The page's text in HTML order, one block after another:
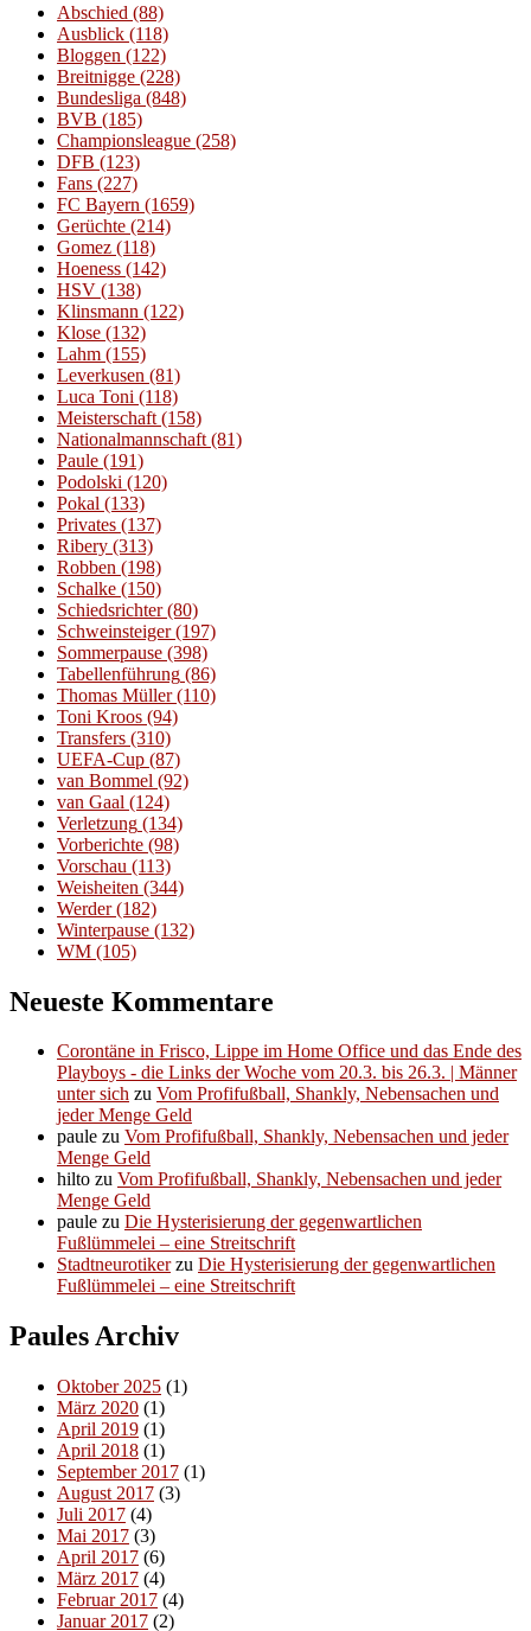
Abschied (88)
Ausblick (118)
Bloggen (122)
Breitnigge (228)
Bundesliga (848)
BVB (185)
Championsleague (258)
DFB (123)
Fans (227)
FC Bayern (1659)
Gerüchte (214)
Gomez (118)
Hoeness (142)
HSV (138)
Klinsmann (122)
Klose (132)
Lahm (155)
Leverkusen (81)
Luca Toni (118)
Meisterschaft (158)
Nationalmannschaft (81)
Paule (191)
Podolski (120)
Pokal (133)
Privates (137)
Ribery (313)
Robben (198)
Schalke (150)
Schiedsrichter(80)
Schweinsteiger(197)
Sommerpause (398)
Tabellenführung (86)
Thomas Müller(110)
Toni Kroos (94)
Transfers (310)
UEFA-Cup (87)
van Bommel (92)
van Gaal (124)
Verletzung (134)
Vorberichte (98)
Vorschau (113)
Weisheiten (344)
Werder(182)
Winterpause (132)
WM (105)
Neueste Kommentare
Corontäne in Frisco, Lippe im Home Office und das Ende des
Playboys - die Links der Woche vom 20.3. bis 26.3. | Männer
unter sich zu Vom Profifußball, Shankly, Nebensachen und
jeder Menge Geld
paule zu Vom Profifußball, Shankly, Nebensachen und jeder
Menge Geld
hilto zu Vom Profifußball, Shankly, Nebensachen und jeder
Menge Geld
paule zu Die Hysterisierung der gegenwartlichen
Fußlümmelei – eine Streitschrift
Stadtneurotikerzu Die Hysterisierung der gegenwartlichen
Fußlümmelei – eine Streitschrift
Paules Archiv
Oktober 2025 (1)
März 2020 (1)
April 2019 (1)
April 2018 (1)
September 2017 (1)
August 2017 (3)
Juli 2017 (4)
Mai 2017 (3)
April 2017 (6)
März 2017 (4)
Februar 2017 (4)
Januar 2017 (2)